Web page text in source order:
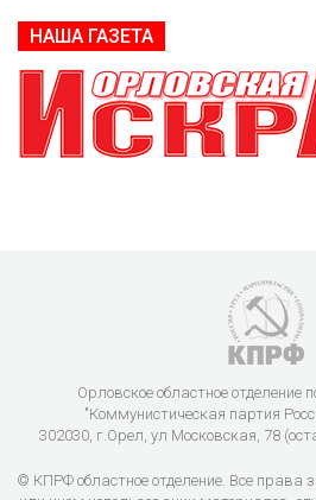
НАША ГАЗЕТА
Орловское областное отделение
"Коммунистическая партия
302030, г.Орел, ул Московская, 78
© КПРФ областное отделение. Все